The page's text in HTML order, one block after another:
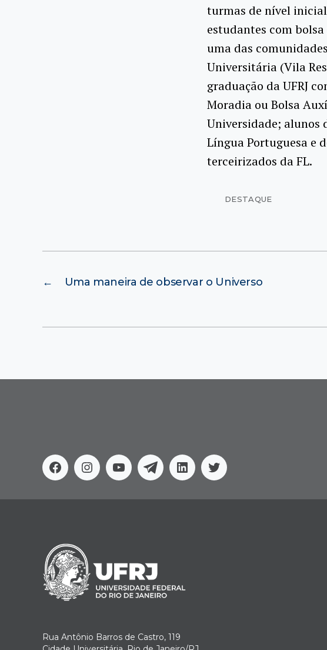
turmas de nível
estudantes com
uma das
Universitária (Vila
graduação da UFRJ
Moradia ou Bolsa
Universidade; alunos
Língua Portuguesa e
terceirizados da FL.
DESTAQUE
← Uma maneira de observar o Universo
FacebookInstagram
YoutubeTelegramLinkedinTwitter
Rua Antônio Barros de Castro, 119